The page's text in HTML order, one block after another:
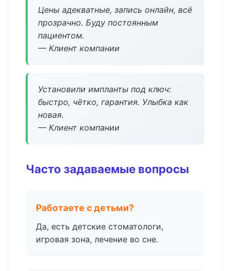
Цены адекватные, запись онлайн, всё
прозрачно. Буду постоянным
пациентом.
— Клиент компании
Установили импланты под ключ:
быстро, чётко, гарантия. Улыбка как
новая.
— Клиент компании
Часто задаваемые вопросы
Работаете с детьми?
Да, есть детские стоматологи,
игровая зона, лечение во сне.